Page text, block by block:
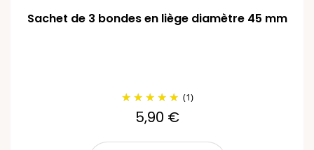
Sachet de 3 bondes en liège diamètre 45 mm
(1)
5,90 €